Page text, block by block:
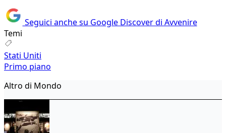
Seguici anche su Google Discover di Avvenire
Temi
Stati Uniti
Primo piano
Altro di Mondo